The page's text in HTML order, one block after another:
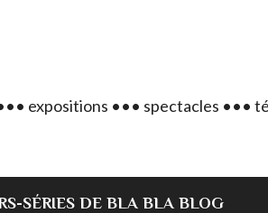
expositions ••• spectacles •••
SÉRIES DE BLA BLA BLOG